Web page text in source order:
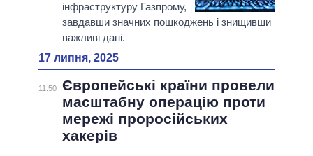
інфраструктуру Газпрому,
завдавши значних пошкоджень і знищивши
важливі дані.
17 липня, 2025
11:50
Європейські країни провели
масштабну операцію проти
мережі проросійських
хакерів